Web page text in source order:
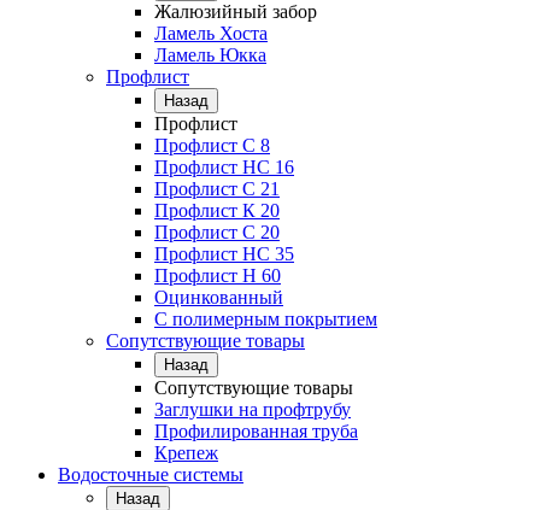
Жалюзийный забор
Ламель Хоста
Ламель Юкка
Профлист
Назад
Профлист
Профлист С 8
Профлист НС 16
Профлист C 21
Профлист К 20
Профлист С 20
Профлист НС 35
Профлист Н 60
Оцинкованный
С полимерным покрытием
Сопутствующие товары
Назад
Сопутствующие товары
Заглушки на профтрубу
Профилированная труба
Крепеж
Водосточные системы
Назад